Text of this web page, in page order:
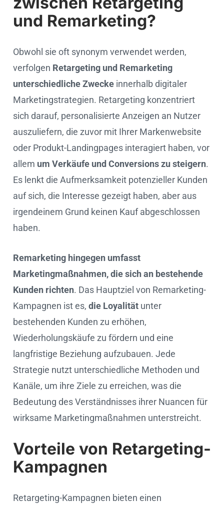
und Remarketing?
Obwohl sie oft synonym verwendet werden,
verfolgen Retargeting und Remarketing
unterschiedliche Zwecke innerhalb digitaler
Marketingstrategien. Retargeting konzentriert
sich darauf, personalisierte Anzeigen an Nutzer
auszuliefern, die zuvor mit Ihrer Markenwebsite
oder Produkt-Landingpages interagiert haben, vor
allem um Verkäufe und Conversions zu steigern.
Es lenkt die Aufmerksamkeit potenzieller Kunden
auf sich, die Interesse gezeigt haben, aber aus
irgendeinem Grund keinen Kauf abgeschlossen
haben.
Remarketing hingegen umfasst
Marketingmaßnahmen, die sich an bestehende
Kunden richten. Das Hauptziel von Remarketing-
Kampagnen ist es, die Loyalität unter
bestehenden Kunden zu erhöhen,
Wiederholungskäufe zu fördern und eine
langfristige Beziehung aufzubauen. Jede
Strategie nutzt unterschiedliche Methoden und
Kanäle, um ihre Ziele zu erreichen, was die
Bedeutung des Verständnisses ihrer Nuancen für
wirksame Marketingmaßnahmen unterstreicht.
Vorteile von Retargeting-
Kampagnen
Retargeting-Kampagnen bieten einen